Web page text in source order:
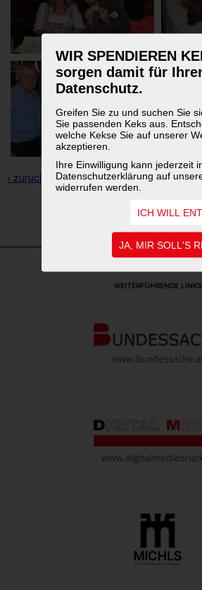
WIR SPENDIEREN
sorgen damit für
Datenschutz.
Greifen Sie zu und suchen Sie
Sie passenden Keks aus.
welche Kekse Sie auf unserer
akzeptieren.
Ihre Einwilligung kann jederzeit
Datenschutzerklärung auf
widerrufen werden.
ICH WILL
JA, MIR SOLL'S
‹ zurück zur Übersicht
2
WEITERFÜHRENDE LINKS